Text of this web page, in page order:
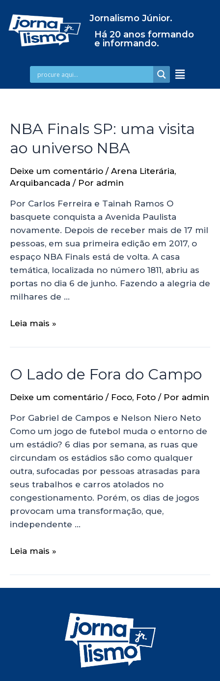
Jornalismo Júnior.
Há 20 anos formando
e informando.
NBA Finals SP: uma visita
ao universo NBA
Deixe um comentário / Arena Literária,
Arquibancada / Por admin
Por Carlos Ferreira e Tainah Ramos O
basquete conquista a Avenida Paulista
novamente. Depois de receber mais de 17 mil
pessoas, em sua primeira edição em 2017, o
espaço NBA Finals está de volta. A casa
temática, localizada no número 1811, abriu as
portas no dia 6 de junho. Fazendo a alegria de
milhares de …
Leia mais »
O Lado de Fora do Campo
Deixe um comentário / Foco, Foto / Por admin
Por Gabriel de Campos e Nelson Niero Neto
Como um jogo de futebol muda o entorno de
um estádio? 6 dias por semana, as ruas que
circundam os estádios são como qualquer
outra, sufocadas por pessoas atrasadas para
seus trabalhos e carros atolados no
congestionamento. Porém, os dias de jogos
provocam uma transformação, que,
independente …
Leia mais »